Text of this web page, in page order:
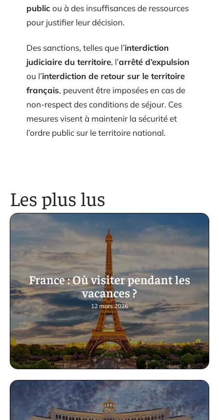
public ou à des insuffisances de ressources
pour justifier leur décision.
Des sanctions, telles que l’interdiction
judiciaire du territoire, l’arrêté d’expulsion
ou l’interdiction de retour sur le territoire
français, peuvent être imposées en cas de
non-respect des conditions de séjour. Ces
mesures visent à maintenir la sécurité et
l’ordre public sur le territoire national.
Les plus lus
France : Où visiter pendant les
vacances ?
12 mars 2026